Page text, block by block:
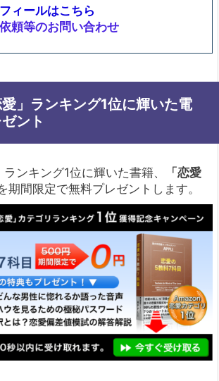
ィールはこちら
頼等のお問い合わせ
」ランキング1位に輝いた電
ント
ンキング1位に輝いた書籍、
「恋愛
期間限定で無料プレゼントします。